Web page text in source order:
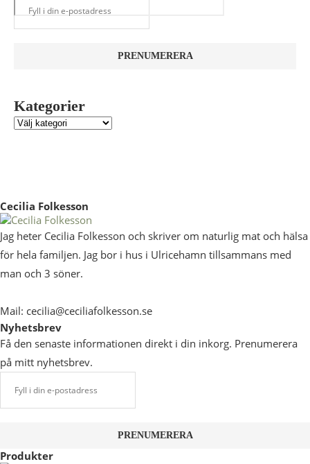
Kategorier
Cecilia Folkesson
Jag heter Cecilia Folkesson och skriver om naturlig mat och hälsa
för hela familjen. Jag bor i hus i Ulricehamn tillsammans med
man och 3 söner.
Mail: cecilia@ceciliafolkesson.se
Nyhetsbrev
Få den senaste informationen direkt i din inkorg. Prenumerera
på mitt nyhetsbrev.
Produkter